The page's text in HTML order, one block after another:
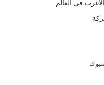
فى العالم